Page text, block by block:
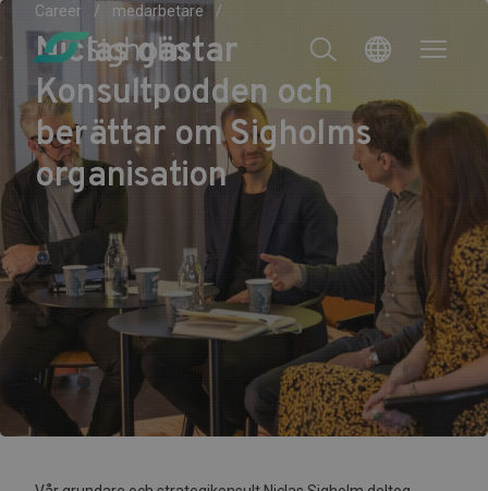
Career medarbetare
Niclas gästar
Konsultpodden och
berättar om Sigholms
organisation